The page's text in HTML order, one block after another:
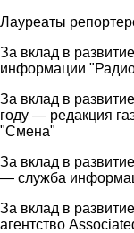
Лауреаты
За вклад в
информации
За вклад в
году — редакция
"Смена"
За вклад в
— служба
За вклад в
агентство